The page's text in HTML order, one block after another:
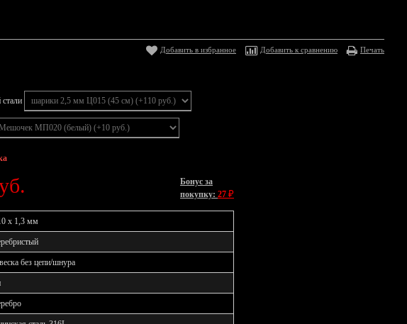
Добавить в избранное Добавить к сравнению Печать
Бонус за
покупку: 27 ₽
х 1,3 мм
без цепи/шнура